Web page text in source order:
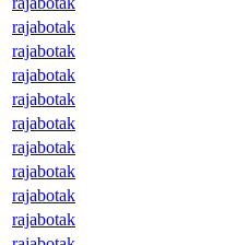
rajabotak
rajabotak
rajabotak
rajabotak
rajabotak
rajabotak
rajabotak
rajabotak
rajabotak